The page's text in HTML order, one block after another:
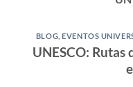
BLOG ,EVENTOS
UNESCO: Rutas